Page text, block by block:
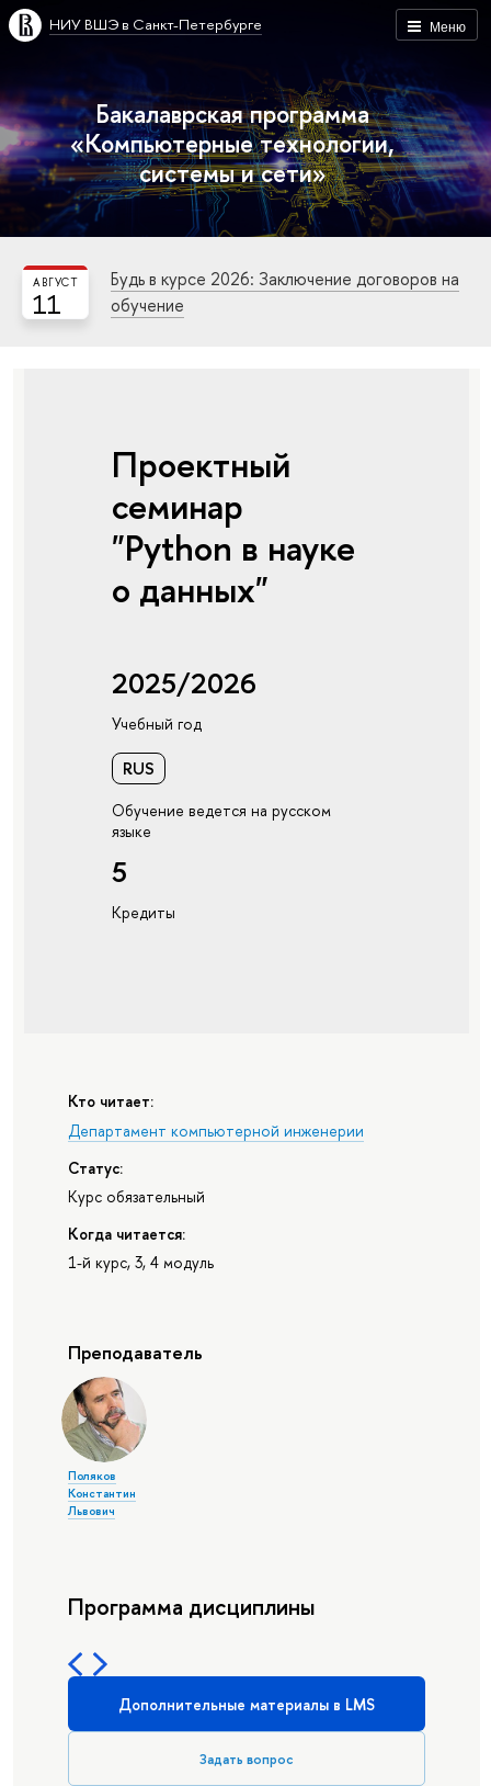
Меню
НИУ ВШЭ в Санкт-Петербурге
Бакалаврская программа
«Компьютерные технологии,
системы и сети»
11
АВГУСТ
Будь в курсе 2026: Заключение договоров на
обучение
Проектный
семинар
"Python в науке
о данных"
2025/2026
Учебный год
RUS
Обучение ведется на русском
языке
5
Кредиты
Кто читает:
Департамент компьютерной инженерии
Статус:
Курс обязательный
Когда читается:
1-й курс, 3, 4 модуль
Преподаватель
Поляков
Константин
Львович
Программа дисциплины
Дополнительные материалы в LMS
Задать вопрос